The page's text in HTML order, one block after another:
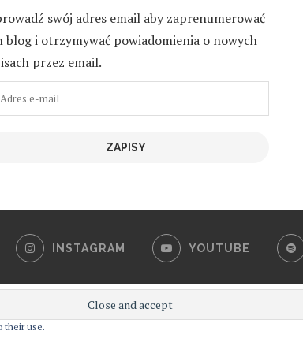
swój adres email aby zaprenumerować
blog i otrzymywać powiadomienia o nowych
przez email.
ZAPISY
INSTAGRAM YOUTUBE
- All Right Reserved. Designed and Developed by
Podejrzewam, że nie jest to dla Ciebie problemem,
their use.